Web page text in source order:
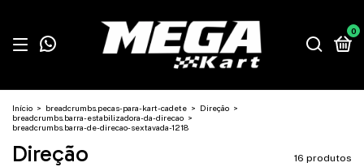
0
Início > breadcrumbs.pecas-para-kart-cadete > Direção >
breadcrumbs.barra-estabilizadora-da-direcao >
breadcrumbs.barra-de-direcao-sextavada-1218
Direção 16 produtos